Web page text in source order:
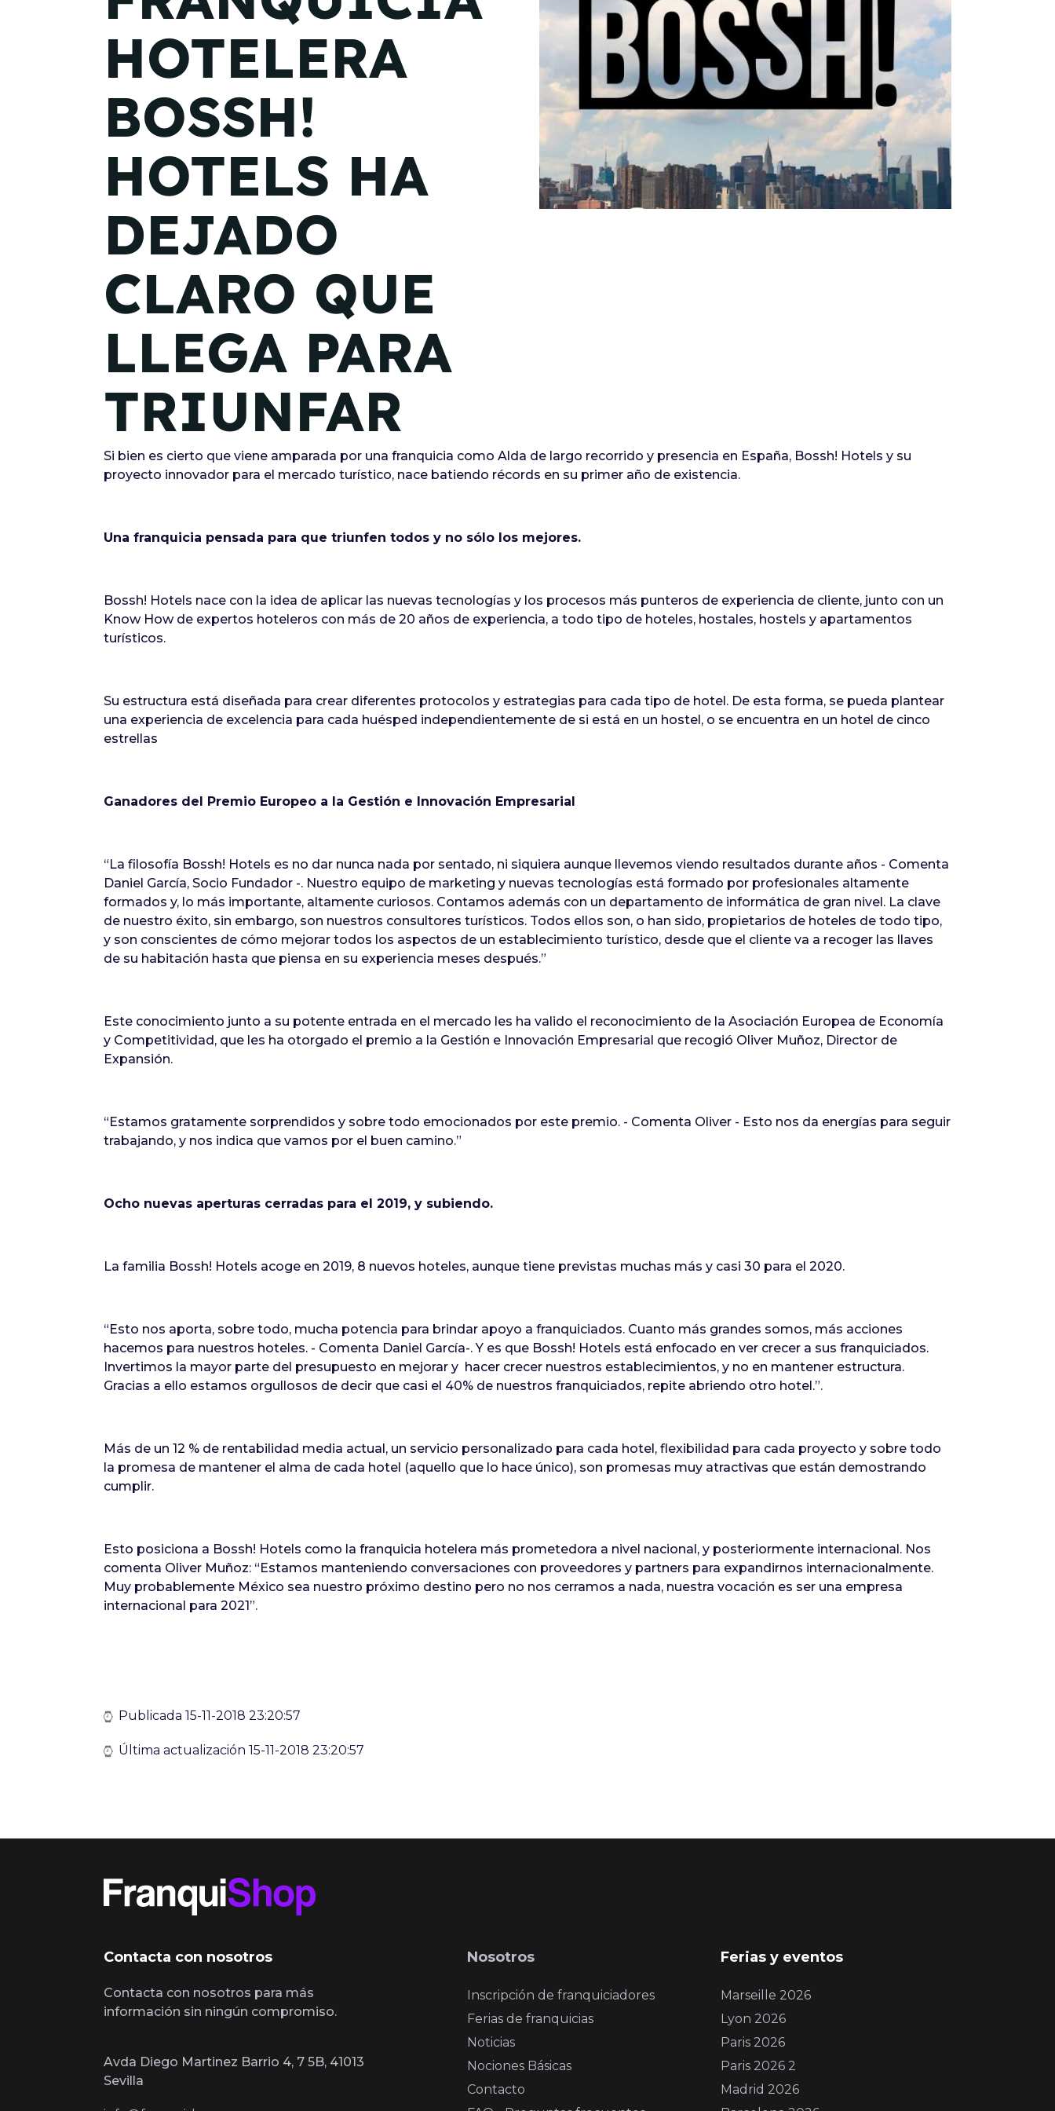
08
Castilla-La Mancha
22 de octubre
Barcelona 2026 2 -
05 de noviembre
Infórmate
HOTELERA
BOSSH!
HOTELS HA
DEJADO
CLARO QUE
LLEGA PARA
TRIUNFAR
Si bien es cierto que viene amparada por una franquicia como Alda de largo recorrido y presencia en España, Bossh! Hotels y su
proyecto innovador para el mercado turístico, nace batiendo récords en su primer año de existencia.
Una franquicia pensada para que triunfen todos y no sólo los mejores.
Bossh! Hotels nace con la idea de aplicar las nuevas tecnologías y los procesos más punteros de experiencia de cliente, junto con un
Know How de expertos hoteleros con más de 20 años de experiencia, a todo tipo de hoteles, hostales, hostels y apartamentos
turísticos.
Su estructura está diseñada para crear diferentes protocolos y estrategias para cada tipo de hotel. De esta forma, se pueda plantear
una experiencia de excelencia para cada huésped independientemente de si está en un hostel, o se encuentra en un hotel de cinco
estrellas
Ganadores del Premio Europeo a la Gestión e Innovación Empresarial
“La filosofía Bossh! Hotels es no dar nunca nada por sentado, ni siquiera aunque llevemos viendo resultados durante años - Comenta
Daniel García, Socio Fundador -. Nuestro equipo de marketing y nuevas tecnologías está formado por profesionales altamente
formados y, lo más importante, altamente curiosos. Contamos además con un departamento de informática de gran nivel. La clave
de nuestro éxito, sin embargo, son nuestros consultores turísticos. Todos ellos son, o han sido, propietarios de hoteles de todo tipo,
y son conscientes de cómo mejorar todos los aspectos de un establecimiento turístico, desde que el cliente va a recoger las llaves
de su habitación hasta que piensa en su experiencia meses después.”
Este conocimiento junto a su potente entrada en el mercado les ha valido el reconocimiento de la Asociación Europea de Economía
y Competitividad, que les ha otorgado el premio a la Gestión e Innovación Empresarial que recogió Oliver Muñoz, Director de
Expansión.
“Estamos gratamente sorprendidos y sobre todo emocionados por este premio. - Comenta Oliver - Esto nos da energías para seguir
trabajando, y nos indica que vamos por el buen camino.”
Ocho nuevas aperturas cerradas para el 2019, y subiendo.
La familia Bossh! Hotels acoge en 2019, 8 nuevos hoteles, aunque tiene previstas muchas más y casi 30 para el 2020.
“Esto nos aporta, sobre todo, mucha potencia para brindar apoyo a franquiciados. Cuanto más grandes somos, más acciones
hacemos para nuestros hoteles. - Comenta Daniel García-. Y es que Bossh! Hotels está enfocado en ver crecer a sus franquiciados.
Invertimos la mayor parte del presupuesto en mejorar y hacer crecer nuestros establecimientos, y no en mantener estructura.
Gracias a ello estamos orgullosos de decir que casi el 40% de nuestros franquiciados, repite abriendo otro hotel.”.
Más de un 12 % de rentabilidad media actual, un servicio personalizado para cada hotel, flexibilidad para cada proyecto y sobre todo
la promesa de mantener el alma de cada hotel (aquello que lo hace único), son promesas muy atractivas que están demostrando
cumplir.
Esto posiciona a Bossh! Hotels como la franquicia hotelera más prometedora a nivel nacional, y posteriormente internacional. Nos
comenta Oliver Muñoz: “Estamos manteniendo conversaciones con proveedores y partners para expandirnos internacionalmente.
Muy probablemente México sea nuestro próximo destino pero no nos cerramos a nada, nuestra vocación es ser una empresa
internacional para 2021”.
Publicada 15-11-2018 23:20:57
Última actualización 15-11-2018 23:20:57
Contacta con nosotros
Contacta con nosotros para más
información sin ningún compromiso.
Avda Diego Martinez Barrio 4, 7 5B, 41013
Sevilla
Nosotros
Inscripción de franquiciadores
Ferias de franquicias
Noticias
Nociones Básicas
Contacto
Ferias y eventos
Marseille 2026
Lyon 2026
Paris 2026
Paris 2026 2
Madrid 2026